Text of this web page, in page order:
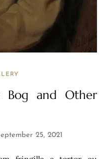
Bog and Other
25, 2021